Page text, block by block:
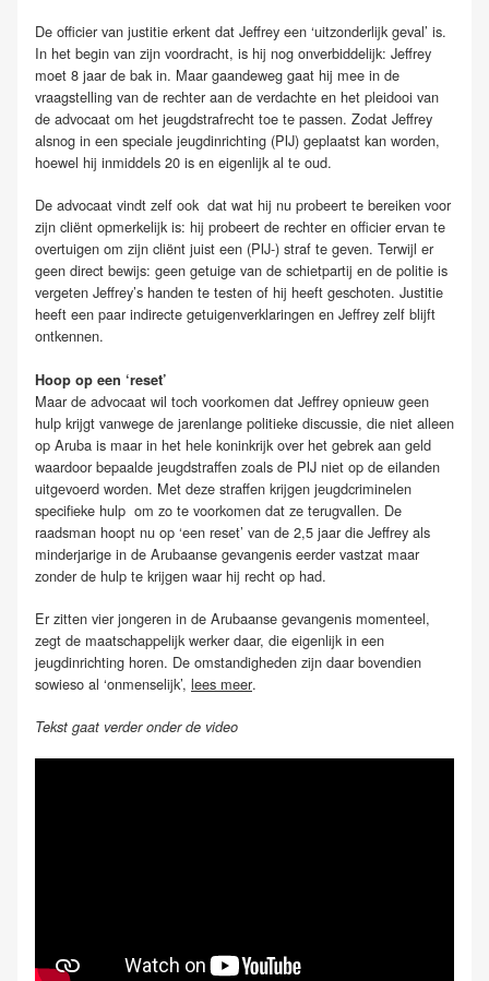
De officier van justitie erkent dat Jeffrey een ‘uitzonderlijk geval’ is.
In het begin van zijn voordracht, is hij nog onverbiddelijk: Jeffrey
moet 8 jaar de bak in. Maar gaandeweg gaat hij mee in de
vraagstelling van de rechter aan de verdachte en het pleidooi van
de advocaat om het jeugdstrafrecht toe te passen. Zodat Jeffrey
alsnog in een speciale jeugdinrichting (PIJ) geplaatst kan worden,
hoewel hij inmiddels 20 is en eigenlijk al te oud.
De advocaat vindt zelf ook dat wat hij nu probeert te bereiken voor
zijn cliënt opmerkelijk is: hij probeert de rechter en officier ervan te
overtuigen om zijn cliënt juist een (PIJ-) straf te geven. Terwijl er
geen direct bewijs: geen getuige van de schietpartij en de politie is
vergeten Jeffrey’s handen te testen of hij heeft geschoten. Justitie
heeft een paar indirecte getuigenverklaringen en Jeffrey zelf blijft
ontkennen.
Hoop op een ‘reset’
Maar de advocaat wil toch voorkomen dat Jeffrey opnieuw geen
hulp krijgt vanwege de jarenlange politieke discussie, die niet alleen
op Aruba is maar in het hele koninkrijk over het gebrek aan geld
waardoor bepaalde jeugdstraffen zoals de PIJ niet op de eilanden
uitgevoerd worden. Met deze straffen krijgen jeugdcriminelen
specifieke hulp om zo te voorkomen dat ze terugvallen. De
raadsman hoopt nu op ‘een reset’ van de 2,5 jaar die Jeffrey als
minderjarige in de Arubaanse gevangenis eerder vastzat maar
zonder de hulp te krijgen waar hij recht op had.
Er zitten vier jongeren in de Arubaanse gevangenis momenteel,
zegt de maatschappelijk werker daar, die eigenlijk in een
jeugdinrichting horen. De omstandigheden zijn daar bovendien
sowieso al ‘onmenselijk’, lees meer.
Tekst gaat verder onder de video